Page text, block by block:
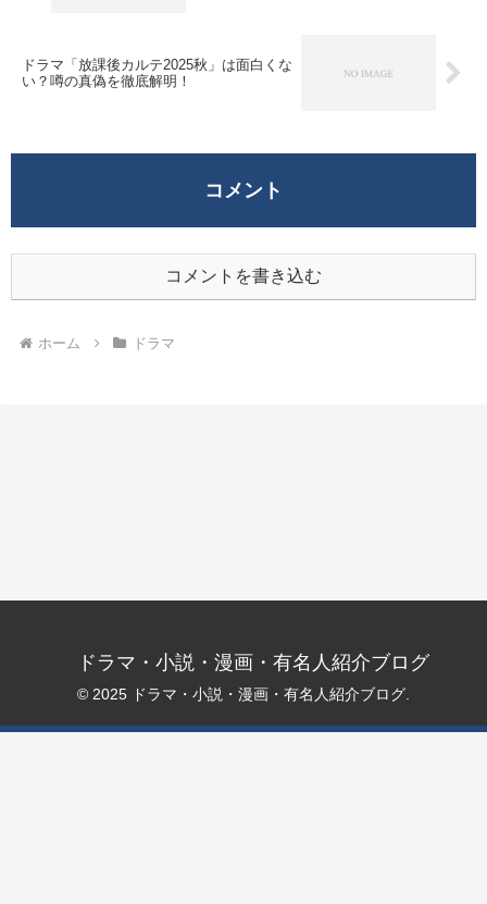
ドラマ「放課後カルテ2025秋」は面白くな
い？噂の真偽を徹底解明！
コメント
コメントを書き込む
ホーム ドラマ
ドラマ・小説・漫画・有名人紹介ブログ
© 2025 ドラマ・小説・漫画・有名人紹介ブログ.